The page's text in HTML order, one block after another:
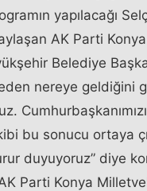
yapılacağı
AK Parti
Belediye
nereye geldiğini
bu sonucu ortaya
duyuyoruz” diye
Parti Konya